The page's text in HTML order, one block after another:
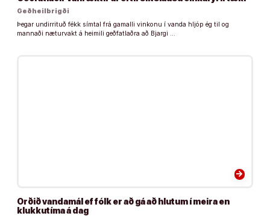
Geðheilbrigði
Þegar undirrituð fékk símtal frá gamalli vinkonu í vanda hljóp ég til og
mannaði næturvakt á heimili geðfatlaðra að Bjargi …
arrow_forward
Orðið vandamál ef fólk er að gá að hlutum í meira en
klukkutíma á dag